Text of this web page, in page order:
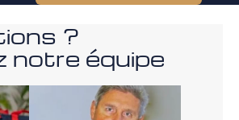
?
notre équipe